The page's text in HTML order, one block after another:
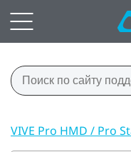
VIVE Pro HMD / Pro